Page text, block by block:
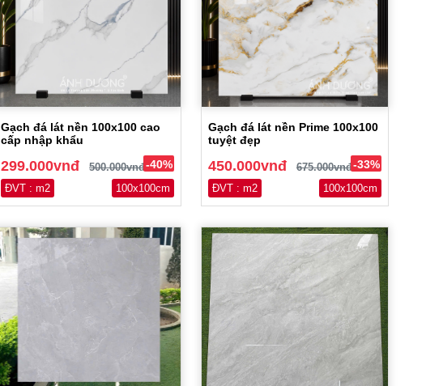
Gạch đá lát nền 100x100 cao
cấp nhập khẩu
299.000vnđ 500.000vnđ -40%
ĐVT : m2 100x100cm
Gạch đá lát nền Prime 100x100
tuyệt đẹp
450.000vnđ 675.000vnđ -33%
ĐVT : m2 100x100cm